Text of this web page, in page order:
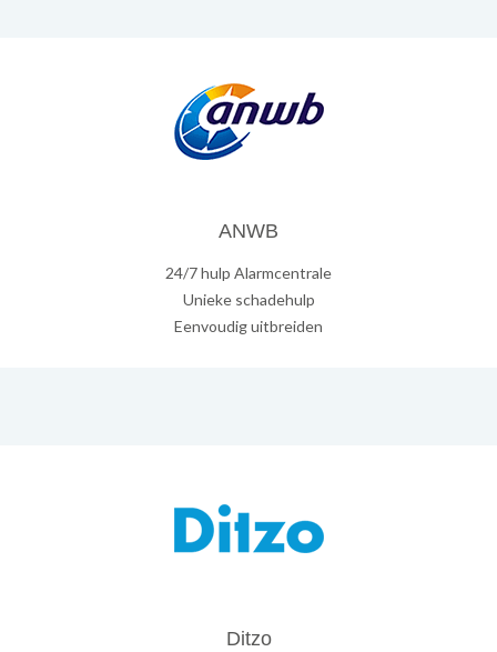
ANWB
24/7 hulp Alarmcentrale
Unieke schadehulp
Eenvoudig uitbreiden
Ditzo